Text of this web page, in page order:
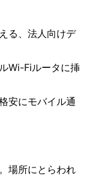
る、法人向けデ
Wi-Fiルータに挿
安にモバイル通
場所にとらわれ